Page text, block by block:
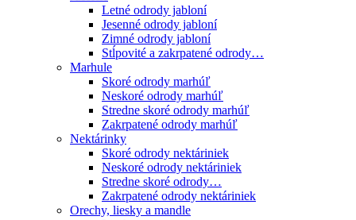
Letné odrody jabloní
Jesenné odrody jabloní
Zimné odrody jabloní
Stĺpovité a zakrpatené odrody…
Marhule
Skoré odrody marhúľ
Neskoré odrody marhúľ
Stredne skoré odrody marhúľ
Zakrpatené odrody marhúľ
Nektárinky
Skoré odrody nektáriniek
Neskoré odrody nektáriniek
Stredne skoré odrody…
Zakrpatené odrody nektáriniek
Orechy, liesky a mandle